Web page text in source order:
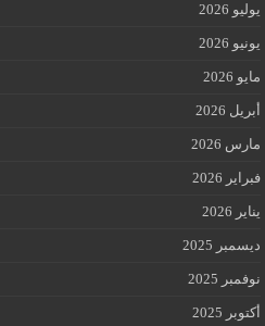
يوليو 2026
يونيو 2026
مايو 2026
أبريل 2026
مارس 2026
فبراير 2026
يناير 2026
ديسمبر 2025
نوفمبر 2025
أكتوبر 2025